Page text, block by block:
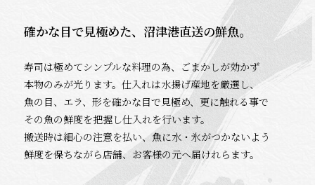
確かな目で見極めた、沼津港直送の鮮魚。
寿司は極めてシンプルな料理の為、ごまかしが効かず
本物のみが光ります。仕入れは水揚げ産地を厳選し、
魚の目、エラ、形を確かな目で見極め、更に触れる事で
その魚の鮮度を把握し仕入れを行います。
搬送時は細心の注意を払い、魚に水・氷がつかないよう
鮮度を保ちながら店舗、お客様の元へ届けれらます。